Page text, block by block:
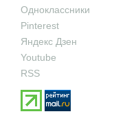
Одноклассники
Pinterest
Яндекс Дзен
Youtube
RSS